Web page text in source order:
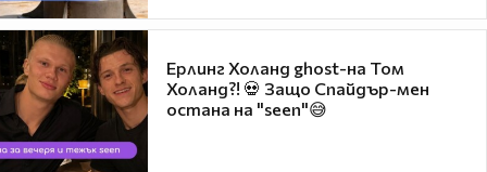
Ерлинг Холанд ghost-на Том
Холанд?! 💀 Защо Спайдър-мен
остана на "seen"😅